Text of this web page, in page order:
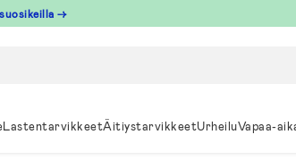
→
LastentarvikkeetÄitiystarvikkeetUrheiluVapaa-